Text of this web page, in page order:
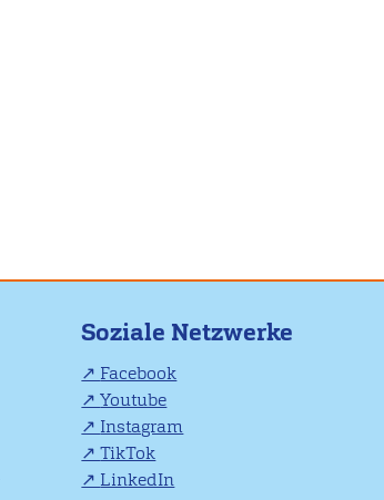
Soziale Netzwerke
Facebook
Youtube
Instagram
TikTok
LinkedIn